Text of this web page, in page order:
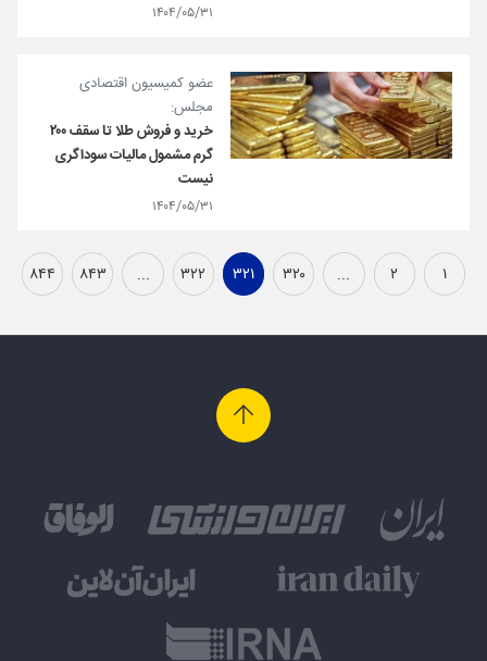
۱۴۰۴/۰۵/۳۱
عضو کمیسیون اقتصادی
مجلس:
خرید و فروش طلا تا سقف ۲۰۰
گرم مشمول مالیات سوداگری
نیست
۱۴۰۴/۰۵/۳۱
۱ ۲ ... ۳۲۰ ۳۲۱ ۳۲۲ ... ۸۴۳ ۸۴۴